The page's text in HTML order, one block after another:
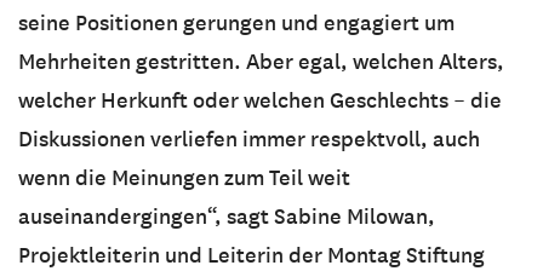
seine Positionen gerungen und engagiert um
Mehrheiten gestritten. Aber egal, welchen Alters,
welcher Herkunft oder welchen Geschlechts – die
Diskussionen verliefen immer respektvoll, auch
wenn die Meinungen zum Teil weit
auseinandergingen“, sagt Sabine Milowan,
Projektleiterin und Leiterin der Montag Stiftung